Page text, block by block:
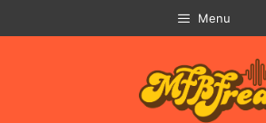
naar
Menu